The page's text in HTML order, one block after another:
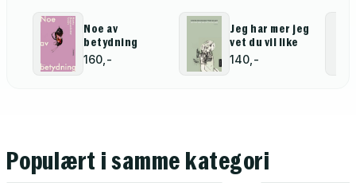
Noe av
betydning
160,-
Jeg har mer jeg
vet du vil like
140,-
Populært i samme kategori